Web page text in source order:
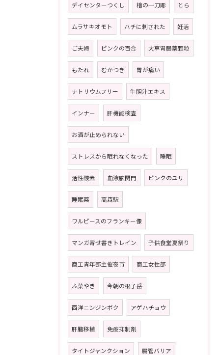
デイセンターつくし 檜の一刀彫 とら
ムラサキオモト ハチに刺された 妊活
ご夫婦 ピンクの百合 大草胃腸薬顆粒
もたれ むかつき 胃が痛い
ナトリウムフリー 牛胆汁エキス
インナー 肝機能検査
お酒が止められない
ストレスから眠れなくなった 睡眠
活性酸素 血液脳関門 ピンクのユリ
睡眠薬 高森駅
ワルピースのフランキー像
マンガ寄せ書きトレイン 子供食堂夏祭り
商工青年部主催夜市 商工女性部
ふ菜やき 今朝の根子岳
西洋ニンジンボク アゲハチョウ
肝臓移植 免疫抑制剤
タイトジャンクション 腸管バリア